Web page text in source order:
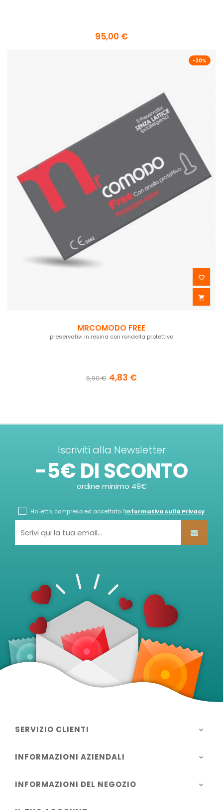
95,00 €
-30%


MRCOMODO FREE
preservativi in resina con rondella protettiva
6,90 € 4,83 €
Iscriviti alla Newsletter
-5€ DI SCONTO
ordine minimo 49€
Ho letto, compreso ed accettato l'Informativa sulla Privacy
SERVIZIO CLIENTI 
INFORMAZIONI AZIENDALI 
INFORMAZIONI DEL NEGOZIO 